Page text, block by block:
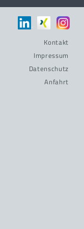
Kontakt
Impressum
Datenschutz
Anfahrt